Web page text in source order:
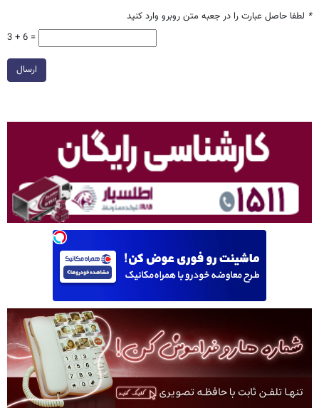
* لطفا حاصل عبارت را در جعبه متن روبرو وارد کنید
3 + 6 =
ارسال